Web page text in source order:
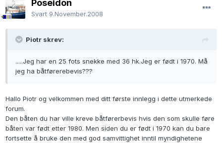
Poseidon
Svart 9.November.2008
Piotr skrev:
.....Jeg har en 25 fots snekke med 36 hk.Jeg er født i 1970. Må
jeg ha båtførerebevis???
Hallo Piotr og velkommen med ditt første innlegg i dette utmerkede
forum.
Den båten du har ville kreve båtførerbevis hvis den som skulle føre
båten var født etter 1980. Men siden du er født i 1970 kan du bare
fortsette å bruke den med god samvittighet inntil myndighetene